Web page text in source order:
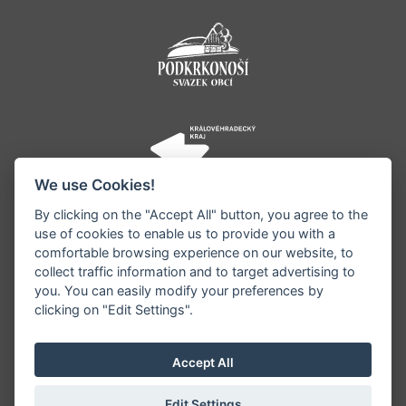
©1996 - 2026 Všechna práva vyhrazena serveru
zveřejňovaných informací a vyhrazuje si právo
informace editovat či odmítnout uveřejnění.
We use Cookies!
By clicking on the "Accept All" button, you agree to the
use of cookies to enable us to provide you with a
comfortable browsing experience on our website, to
collect traffic information and to target advertising to
you. You can easily modify your preferences by
clicking on "Edit Settings".
Accept All